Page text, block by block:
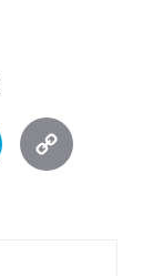
Hatena